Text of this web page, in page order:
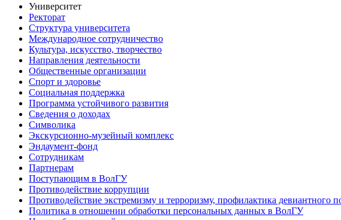
Университет
Ректорат
Структура университета
Международное сотрудничество
Культура, искусство, творчество
Направления деятельности
Общественные организации
Спорт и здоровье
Социальная поддержка
Программа устойчивого развития
Сведения о доходах
Символика
Экскурсионно-музейный комплекс
Эндаумент-фонд
Сотрудникам
Партнерам
Поступающим в ВолГУ
Противодействие коррупции
Противодействие экстремизму и терроризму, профилактика девиантного
Политика в отношении обработки персональных данных в ВолГУ